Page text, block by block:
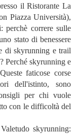
il Ristorante La
Piazza Università),
perchè correre sulle
stato di benessere
di skyrunning e trail
Perché skyrunning e
faticose corse
dell'istinto, sono
per chi vuole
con le difficoltà del
skyrunning: